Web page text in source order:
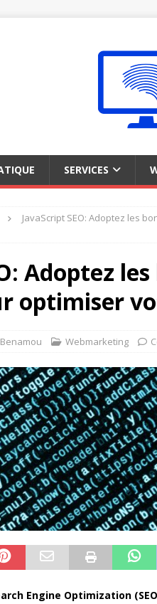
SERVICES
JavaScript SEO: Adoptez les
Adoptez
optimiser
Webmarketing
Engine Optimization